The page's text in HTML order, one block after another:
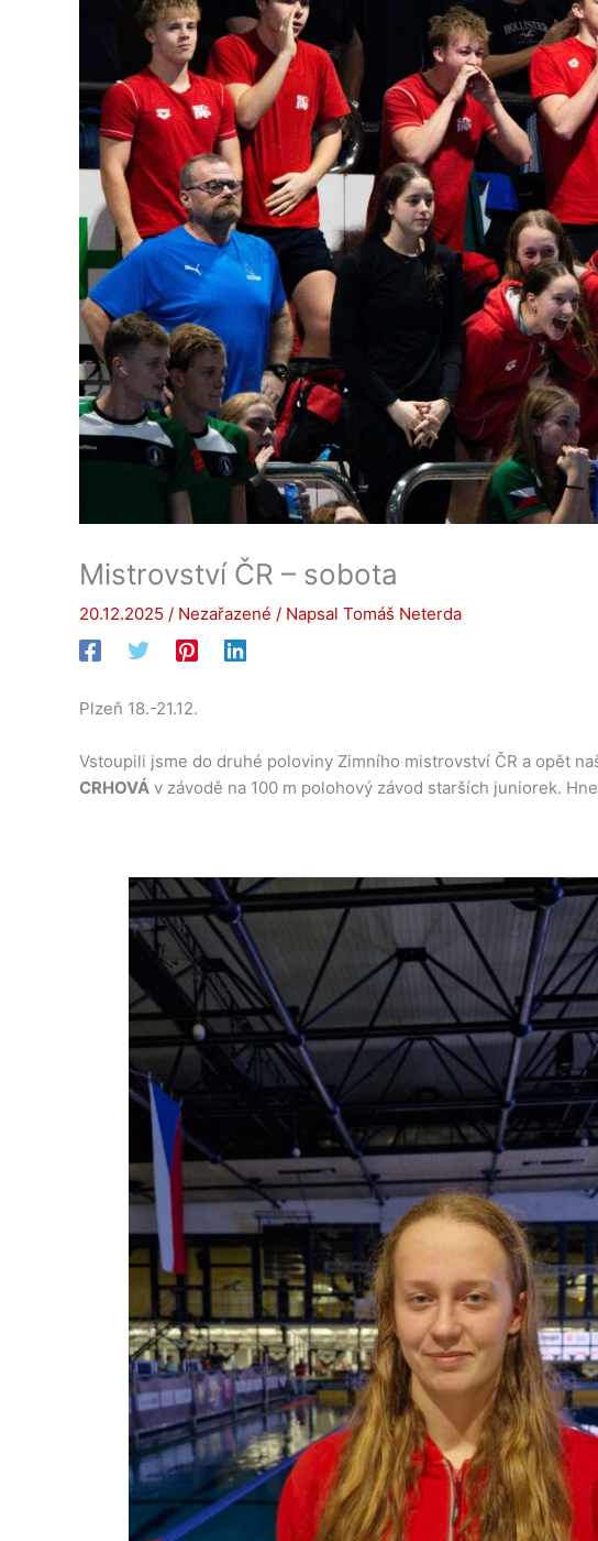
Mistrovství ČR – sobota
20.12.2025 / Nezařazené / Napsal Tomáš Neterda
Plzeň 18.-21.12.
Vstoupili jsme do druhé poloviny Zimního mistrovství ČR a opět
CRHOVÁ v závodě na 100 m polohový závod starších juniorek.